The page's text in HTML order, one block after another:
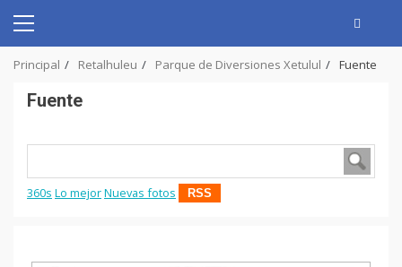
content
Primary
Principal Retalhuleu Parque de Diversiones Xetulul Fuente
Fuente
360s Lo mejorNuevas fotos RSS